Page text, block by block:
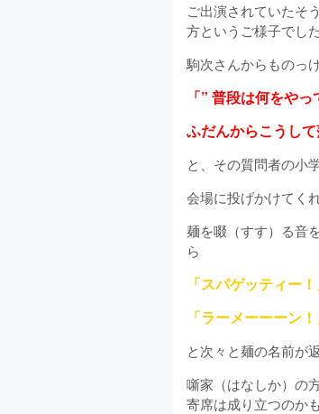
ご出演されていたそ
方というご様子でした
駒次さんからものっ
「” 普段は何をや
ふだんからこうし
と、その質問者の小
会場に投げかけてくれ
麺を啜（すす）る音
ら
「スパゲッティー！
「ラーメーーーン！
と次々と麺の名前が
噺家（はなしか）の
寄席は成り立つのか